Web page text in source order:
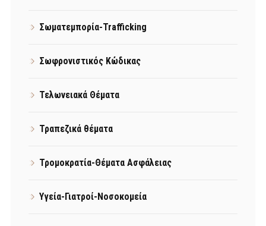
Σωματεμπορία-Trafficking
Σωφρονιστικός Κώδικας
Τελωνειακά Θέματα
Τραπεζικά θέματα
Τρομοκρατία-Θέματα Ασφάλειας
Υγεία-Γιατροί-Νοσοκομεία